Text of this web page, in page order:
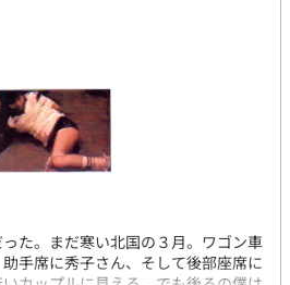
た。まだ寒い北国の３月。ワゴン車
手席に秀子さん、そして後部座席に